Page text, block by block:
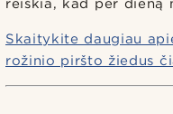
reiškia, kad per dieną
Skaitykite daugiau
rožinio piršto žiedus